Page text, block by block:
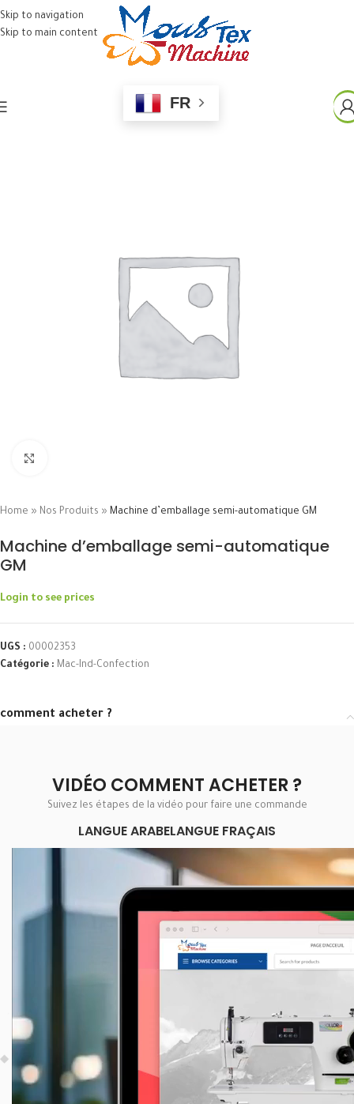
Skip to navigation
Skip to main content
FR
Home » Nos Produits » Machine d’emballage semi-automatique GM
Machine d’emballage semi-automatique
GM
Login to see prices
UGS : 00002353
Catégorie : Mac-Ind-Confection
comment acheter ?
VIDÉO COMMENT ACHETER ?
Suivez les étapes de la vidéo pour faire une commande
LANGUE ARABELANGUE FRAÇAIS